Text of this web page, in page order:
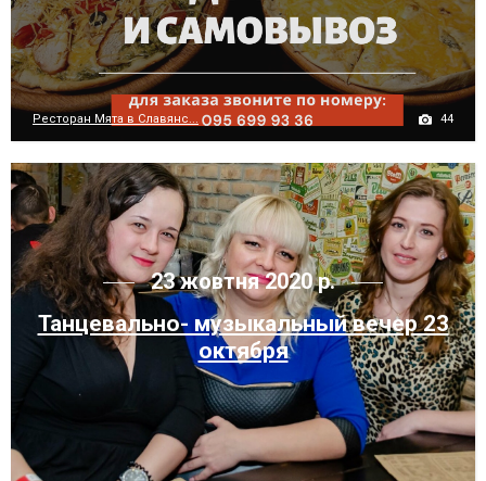
Ресторан Мята в Славянс... 44
23 жовтня 2020 р.
Танцевально- музыкальный вечер 23
октября